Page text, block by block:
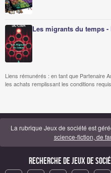
Les migrants du temps
Liens rémunérés : en tant que Partenaire
les achats remplissant les conditions
La rubrique Jeux de société est
science-fiction, de
Recherche de Jeux de